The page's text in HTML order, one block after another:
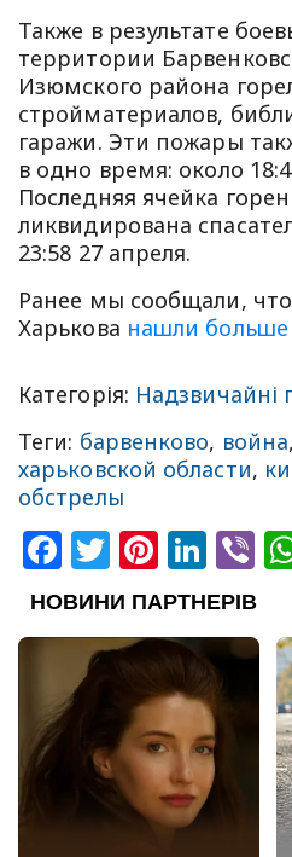
Также в результате
территории
Изюмского района
стройматериалов,
гаражи. Эти пожары
в одно время: около
Последняя ячейка
ликвидирована
23:58 27 апреля.
Ранее мы сообщали,
Харькова нашли больше
Категорія: Надзвичайні
Теги: барвенково, война,
харьковской области,
обстрелы
Facebook
Twitter